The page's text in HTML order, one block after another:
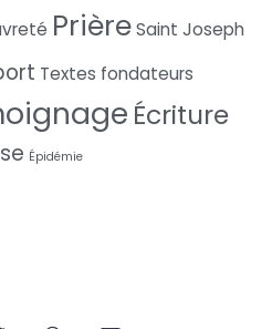
PrièreSaint Joseph
Textes fondateurs
Écriture
Épidémie